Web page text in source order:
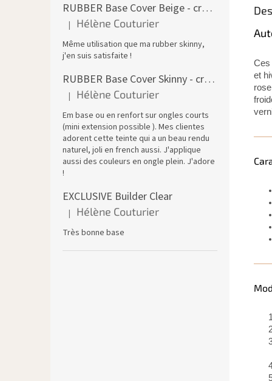
RUBBER Base Cover Beige - creuset 30 ml
L'évaluation du produit est de 5 sur 5 étoiles.
| Hélène Couturier
Même utilisation que ma rubber skinny,
j'en suis satisfaite !
RUBBER Base Cover Skinny - creuset 30 g
L'évaluation du produit est de 5 sur 5 étoiles.
| Hélène Couturier
Em base ou en renfort sur ongles courts
(mini extension possible ). Mes clientes
adorent cette teinte qui a un beau rendu
naturel, joli en french aussi. J'applique
aussi des couleurs en ongle plein. J'adore
!
EXCLUSIVE Builder Clear
L'évaluation du produit est de 5 sur 5 étoiles.
| Hélène Couturier
Très bonne base
Ces
et